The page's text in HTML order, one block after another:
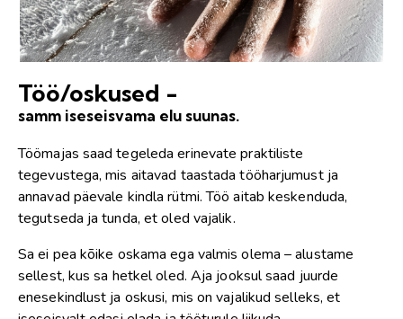
Töö/oskused -
samm iseseisvama elu suunas.
Töömajas saad tegeleda erinevate praktiliste
tegevustega, mis aitavad taastada tööharjumust ja
annavad päevale kindla rütmi. Töö aitab keskenduda,
tegutseda ja tunda, et oled vajalik.
Sa ei pea kõike oskama ega valmis olema – alustame
sellest, kus sa hetkel oled. Aja jooksul saad juurde
enesekindlust ja oskusi, mis on vajalikud selleks, et